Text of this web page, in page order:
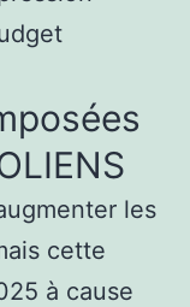
les
cette
à cause